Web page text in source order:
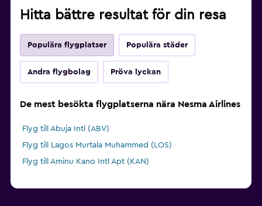
Hitta bättre resultat för din resa
Populära flygplatser Populära städer
Andra flygbolag Pröva lyckan
De mest besökta flygplatserna nära Nesma Airlines
Flyg till Abuja Intl (ABV)
Flyg till Lagos Murtala Muhammed (LOS)
Flyg till Aminu Kano Intl Apt (KAN)